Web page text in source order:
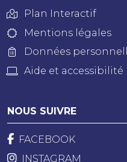
Plan Interactif
Mentions légales
Données
Aide et accessibilité
NOUS SUIVRE
FACEBOOK
INSTAGRAM